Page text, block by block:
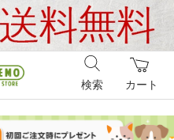
カート
検索